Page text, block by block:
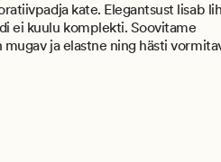
kate. Elegantsust lisab
ei kuulu komplekti. Soovitame
ja elastne ning hästi